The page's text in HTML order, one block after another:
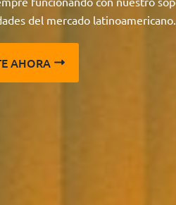
del mercado latinoamericano.
AHORA